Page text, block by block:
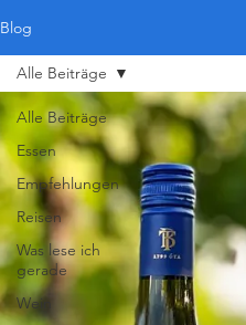
Blog
Alle Beiträge
Essen
Empfehlungen
Reisen
Was lese ich
gerade
Wein
Alle Beiträge